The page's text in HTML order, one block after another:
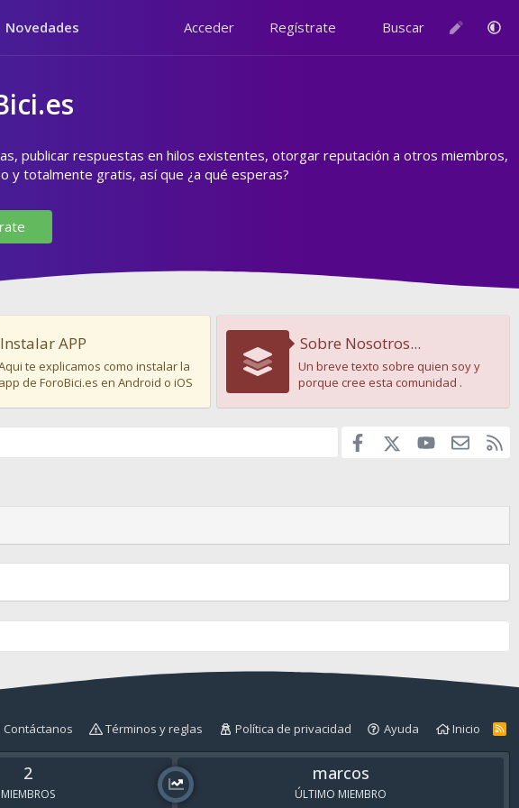
Novedades Acceder Regístrate Buscar
publicar respuestas en hilos existentes, otorgar reputación a otros miembros,
y totalmente gratis, así que ¿a qué esperas?
Instalar APP
te explicamos como instalar la
app de ForoBici.es en Android o iOS
Sobre Nosotros...
Un breve texto sobre quien soy y
porque cree esta comunidad .
Facebook youtube
Contáctanos Términos y reglas Política de privacidad Ayuda Inicio
R
S
2
MIEMBROS
marcos
ÚLTIMO MIEMBRO